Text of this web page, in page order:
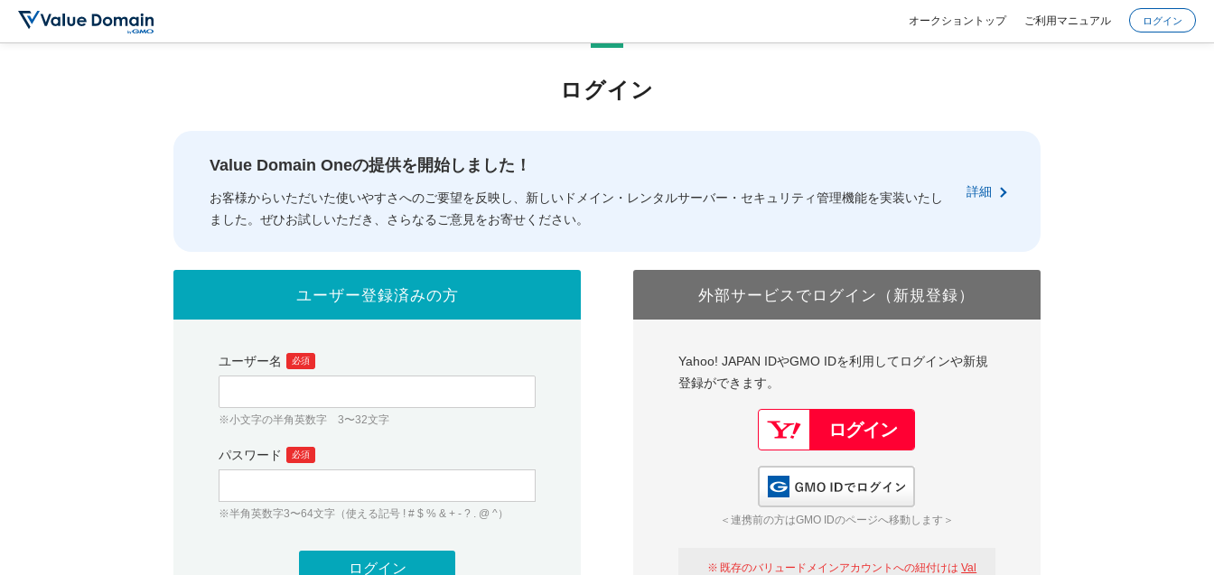
オークショントップ ご利用マニュアル ログイン
ログイン
Value Domain Oneの提供を開始しました！
お客様からいただいた使いやすさへのご要望を反映し、新しいドメイン・レンタルサーバー・セキュリティ管理機能を実装いたし
ました。ぜひお試しいただき、さらなるご意見をお寄せください。
詳細
ユーザー登録済みの方
ユーザー名 必須
※小文字の半角英数字 3〜32文字
パスワード 必須
※半角英数字3〜64文字（使える記号 ! # $ % & + - ? . @ ^）
外部サービスでログイン（新規登録）
Yahoo! JAPAN IDやGMO IDを利用してログインや新規
登録ができます。
＜連携前の方はGMO IDのページへ移動します＞
既存のバリュードメインアカウントへの紐付けはVal